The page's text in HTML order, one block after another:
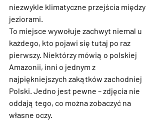
niezwykle klimatyczne przejścia między
jeziorami.
To miejsce wywołuje zachwyt niemal u
każdego, kto pojawi się tutaj po raz
pierwszy. Niektórzy mówią o polskiej
Amazonii, inni o jednym z
najpiękniejszych zakątków zachodniej
Polski. Jedno jest pewne – zdjęcia nie
oddają tego, co można zobaczyć na
własne oczy.